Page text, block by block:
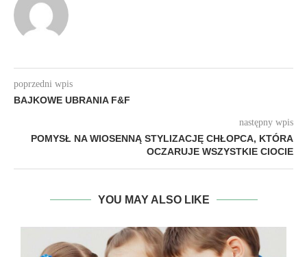
poprzedni wpis
BAJKOWE UBRANIA F&F
następny wpis
POMYSŁ NA WIOSENNĄ STYLIZACJĘ CHŁOPCA, KTÓRA
OCZARUJE WSZYSTKIE CIOCIE
YOU MAY ALSO LIKE